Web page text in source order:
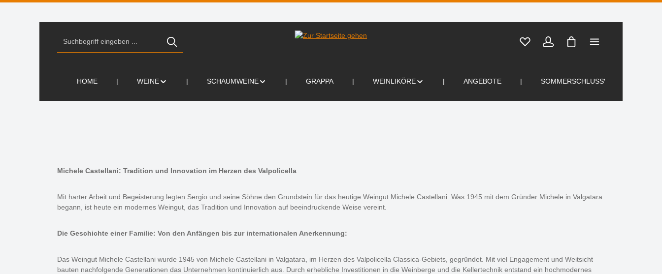
Warenkorb enthält 0
HOME WEINE SCHAUMWEINE GRAPPA WEINLIKÖRE ANGEBOTE SOMMERSCHLUSSVERKAUF
Michele Castellani: Tradition und Innovation im Herzen des Valpolicella
Mit harter Arbeit und Begeisterung legten Sergio und seine Söhne den Grundstein für das heutige Weingut Michele Castellani. Was 1945 mit dem Gründer Michele in Valgatara
begann, ist heute ein modernes Weingut, das Tradition und Innovation auf beeindruckende Weise vereint.
Die Geschichte einer Familie: Von den Anfängen bis zur internationalen Anerkennung:
Das Weingut Michele Castellani wurde 1945 von Michele Castellani in Valgatara, im Herzen des Valpolicella Classica-Gebiets, gegründet. Mit viel Engagement und Weitsicht
bauten nachfolgende Generationen das Unternehmen kontinuierlich aus. Durch erhebliche Investitionen in die Weinberge und die Kellertechnik entstand ein hochmodernes